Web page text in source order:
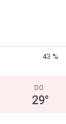
43 %
DO.
29°